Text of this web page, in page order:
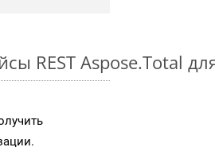
REST Aspose.Total